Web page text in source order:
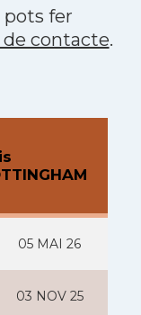
pots fer
de contacte.
05 MAI 26
03 NOV 25